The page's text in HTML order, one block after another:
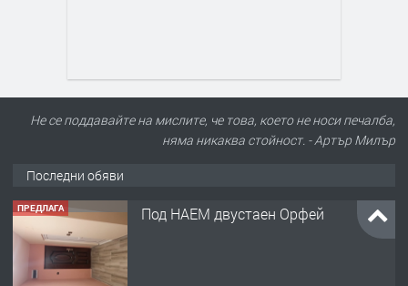
Не се поддавайте на мислите, че това, което не носи печалба,
няма никаква стойност. - Артър Милър
Последни обяви
ПРЕДЛАГА Под НАЕМ двустаен Орфей